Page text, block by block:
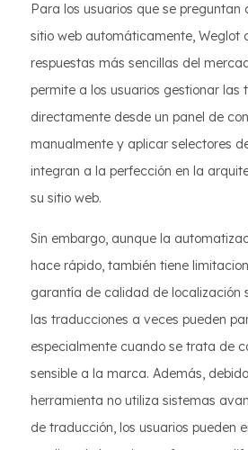
Para los usuarios que se preguntan
sitio web automáticamente, Weglot
respuestas más sencillas del
permite a los usuarios gestionar las
directamente desde un panel de
manualmente y aplicar selectores
integran a la perfección en la
su sitio web.
Sin embargo, aunque la
hace rápido, también tiene
garantía de calidad de localización
las traducciones a veces pueden
especialmente cuando se trata de
sensible a la marca. Además,
herramienta no utiliza sistemas
de traducción, los usuarios pueden